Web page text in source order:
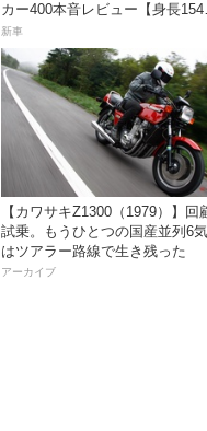
カー400本音レビュー【身長
の足着きは？】
新車
【カワサキZ1300（1979）】回
試乗。もうひとつの国産並列6
はツアラー路線で生き残った
アーカイブ